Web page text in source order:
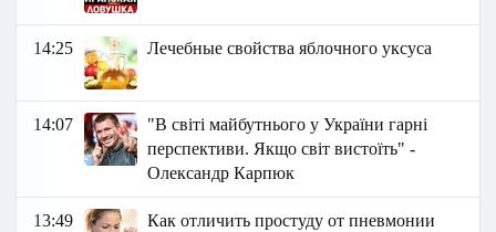
14:25 Лечебные свойства яблочного уксуса
14:07
"В світі майбутнього у України гарні
перспективи. Якщо світ вистоїть" -
Олександр Карпюк
13:49 Как отличить простуду от пневмонии